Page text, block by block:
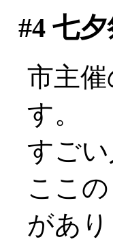
#4七夕
市主
す。
すごい
ここ
があ